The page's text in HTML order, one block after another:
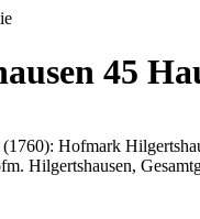
45
Hofmark
Hilgertshausen,